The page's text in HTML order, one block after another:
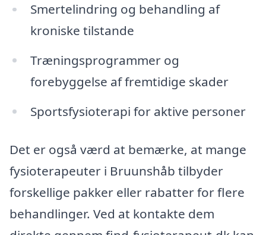
Smertelindring og behandling af
kroniske tilstande
Træningsprogrammer og
forebyggelse af fremtidige skader
Sportsfysioterapi for aktive personer
Det er også værd at bemærke, at mange
fysioterapeuter i Bruunshåb tilbyder
forskellige pakker eller rabatter for flere
behandlinger. Ved at kontakte dem